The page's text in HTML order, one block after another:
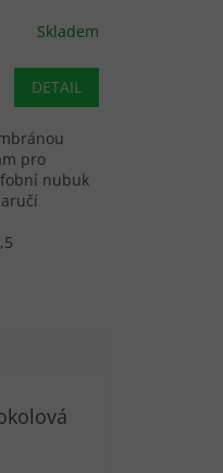
Skladem
DETAIL
pro
nubuk
je 5 z 5 hvězdiček.